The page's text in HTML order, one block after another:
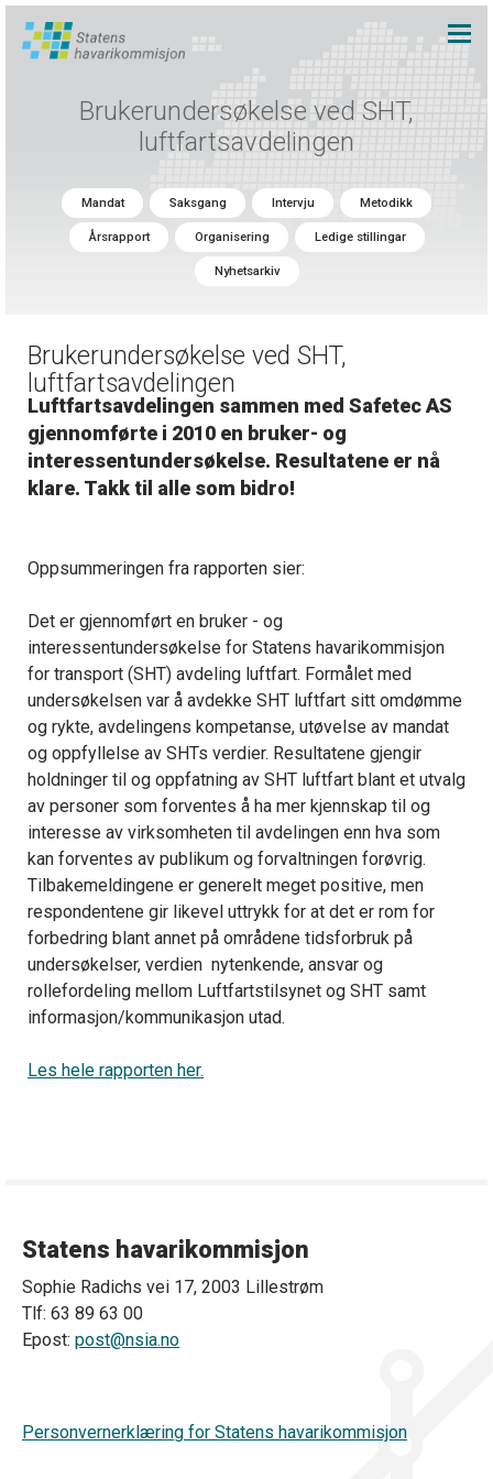
Brukerundersøkelse ved SHT,
luftfartsavdelingen
Mandat Saksgang Intervju Metodikk
Årsrapport Organisering Ledige stillingar
Nyhetsarkiv
Brukerundersøkelse ved SHT,
luftfartsavdelingen
Luftfartsavdelingen sammen med Safetec AS
gjennomførte i 2010 en bruker- og
interessentundersøkelse. Resultatene er nå
klare. Takk til alle som bidro!
Oppsummeringen fra rapporten sier:
Det er gjennomført en bruker - og
interessentundersøkelse for Statens havarikommisjon
for transport (SHT) avdeling luftfart. Formålet med
undersøkelsen var å avdekke SHT luftfart sitt omdømme
og rykte, avdelingens kompetanse, utøvelse av mandat
og oppfyllelse av SHTs verdier. Resultatene gjengir
holdninger til og oppfatning av SHT luftfart blant et utvalg
av personer som forventes å ha mer kjennskap til og
interesse av virksomheten til avdelingen enn hva som
kan forventes av publikum og forvaltningen forøvrig.
Tilbakemeldingene er generelt meget positive, men
respondentene gir likevel uttrykk for at det er rom for
forbedring blant annet på områdene tidsforbruk på
undersøkelser, verdien nytenkende, ansvar og
rollefordeling mellom Luftfartstilsynet og SHT samt
informasjon/kommunikasjon utad.
Les hele rapporten her.
Statens havarikommisjon
Sophie Radichs vei 17, 2003 Lillestrøm
Tlf: 63 89 63 00
Epost: post@nsia.no
Personvernerklæring for Statens havarikommisjon